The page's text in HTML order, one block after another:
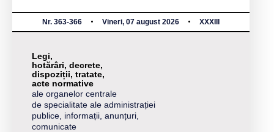
Nr. 363-366 Vineri, 07 august 2026 XXXIII
Legi,
hotărâri, decrete,
dispoziții, tratate,
acte normative
ale organelor centrale
de specialitate ale administrației
publice, informații, anunțuri,
comunicate